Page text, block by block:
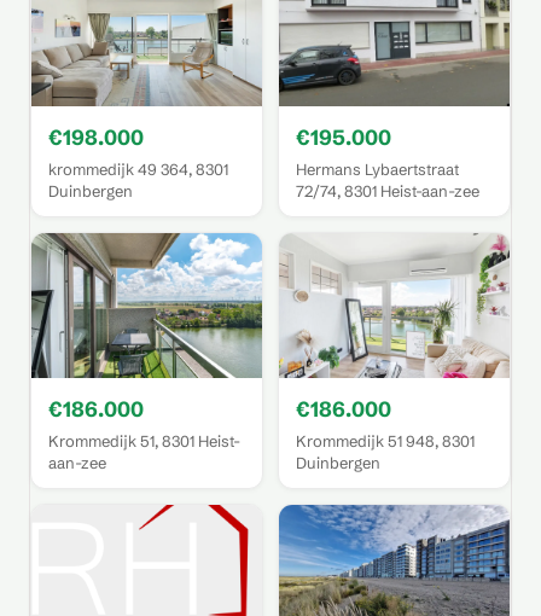
€198.000
krommedijk 49 364, 8301
Duinbergen
€195.000
Hermans Lybaertstraat
72/74, 8301 Heist-aan-zee
€186.000
Krommedijk 51, 8301 Heist-
aan-zee
€186.000
Krommedijk 51 948, 8301
Duinbergen